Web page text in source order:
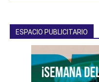
ESPACIO PUBLICITARIO